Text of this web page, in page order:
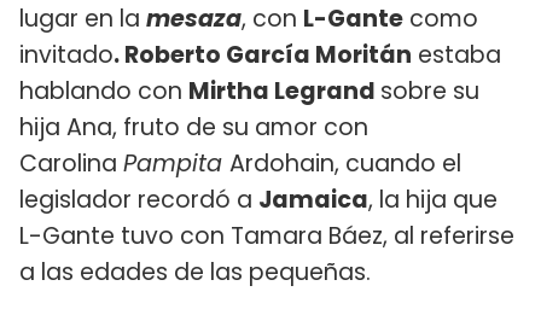
lugar en la mesaza, con L-Gante como
invitado. Roberto García Moritán estaba
hablando con Mirtha Legrand sobre su
hija Ana, fruto de su amor con
Carolina Pampita Ardohain, cuando el
legislador recordó a Jamaica, la hija que
L-Gante tuvo con Tamara Báez, al referirse
a las edades de las pequeñas.